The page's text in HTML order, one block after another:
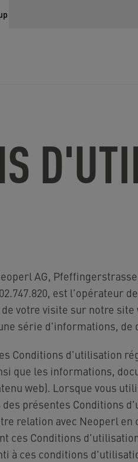
AG,
est l'opérateur
votre visite sur notre
série d'informations, de
Conditions d'utilisation
que les informations,
web). Lorsque vous
présentes Conditions
relation avec Neoperl en
ces Conditions
à ces conditions